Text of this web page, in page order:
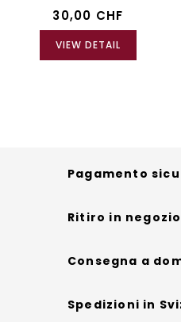
30,00 CHF
VIEW DETAIL
Pagamento
Ritiro in negozio
Consegna a
Spedizioni in